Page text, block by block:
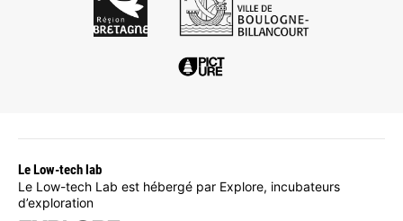
Le Low-tech lab
Le Low-tech Lab est hébergé par Explore, incubateurs
d’exploration